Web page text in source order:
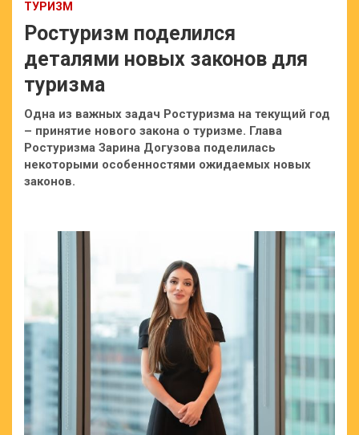
ТУРИЗМ
Ростуризм поделился
деталями новых законов для
туризма
Одна из важных задач Ростуризма на текущий год
– принятие нового закона о туризме. Глава
Ростуризма Зарина Догузова поделилась
некоторыми особенностями ожидаемых новых
законов.